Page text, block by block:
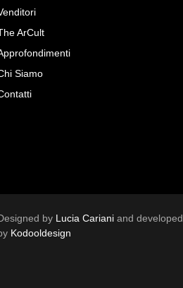
su
con uccellino
ArCult
Siamo
by Lucia Cariani and developed
Kodooldesign